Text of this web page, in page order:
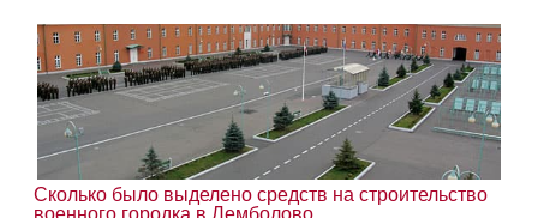
Сколько было выделено средств на строительство
военного городка в Лемболово